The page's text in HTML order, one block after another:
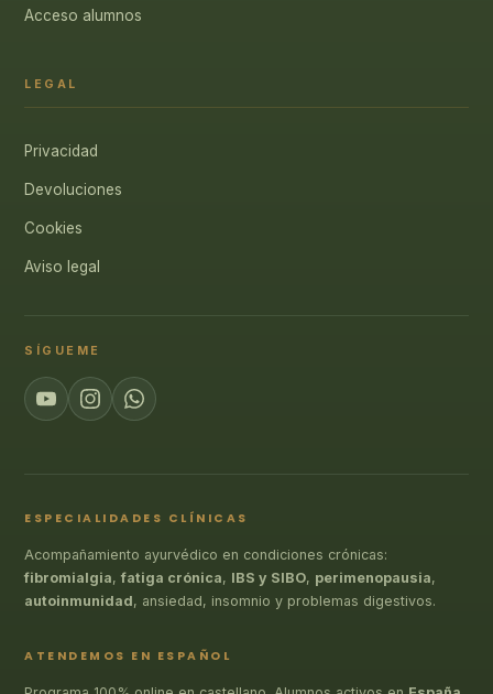
Acceso alumnos
LEGAL
Privacidad
Devoluciones
Cookies
Aviso legal
SÍGUEME
ESPECIALIDADES CLÍNICAS
Acompañamiento ayurvédico en condiciones crónicas:
fibromialgia,fatiga crónica, IBS y SIBO, perimenopausia,
autoinmunidad, ansiedad, insomnio y problemas digestivos.
ATENDEMOS EN ESPAÑOL